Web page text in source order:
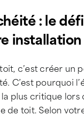
: le
installation
c’est créer un
C’est pourquoi
la plus critique lors
de toit. Selon